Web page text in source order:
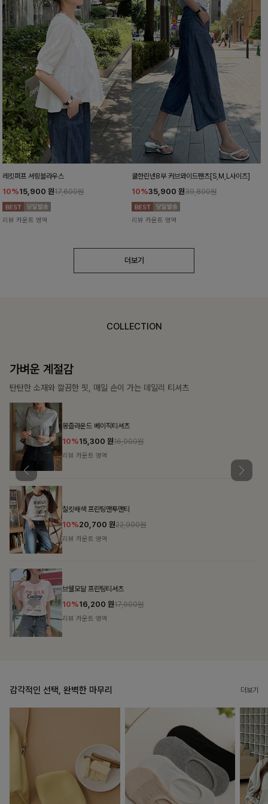
레킷퍼프 셔링블라우스
10%15,900 원17,600원
리뷰 카운트 영역
쿨한린넨8부 커브와이드팬츠[S,M,L사이즈]
10%35,900 원39,800원
리뷰 카운트 영역
더보기
COLLECTION
가장 쉬운 코디
특별한 날부터 일상까지 함께하는 룩
감각적인 선택, 완벽한 마무리 더보기